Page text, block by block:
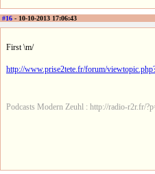
#16 - 10-10-2013 17:06:43
First \m/
http://www.prise2tete.fr/forum/
Podcasts Modern Zeuhl : http://radio-r2r.fr/